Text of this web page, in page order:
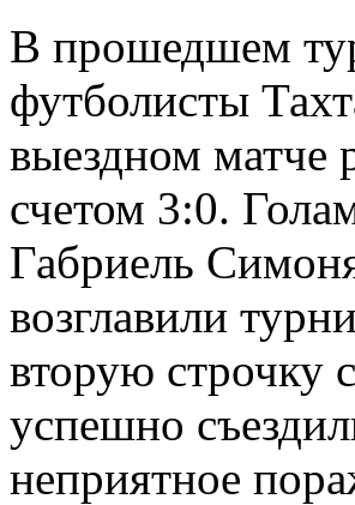
В прошедшем
футболисты
выездном матче
счетом 3:0.
Габриель
возглавили
вторую строчку
успешно
неприятное